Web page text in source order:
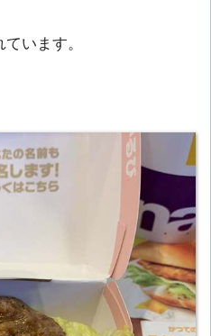
います。